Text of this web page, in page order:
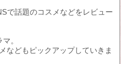
で話題のコスメなどをレビュー
。
などもピックアップしていきま